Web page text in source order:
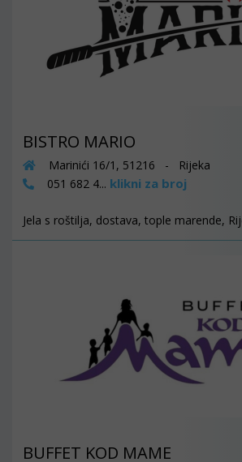
BISTRO MARIO
Marinići 16/1, 51216 - Rijeka
051 682 4... klikni za broj
Jela s roštilja, dostava, tople marende,
BUFFET KOD MAME